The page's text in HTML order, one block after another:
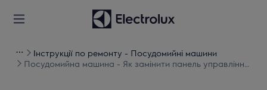
Інструкції по ремонту - Посудомийні машини
Посудомийна машина - Як замінити панель управління